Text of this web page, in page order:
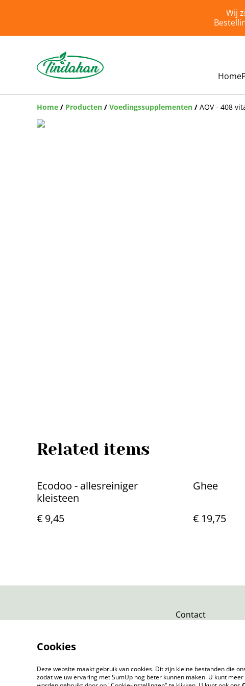
Wij
Home
Home / Producten / Voedingssupplementen / AOV - 408
Related items
Ecodoo - allesreiniger
kleisteen
€ 9,45
Ghee
€ 19,75
Contact
Cookies
Deze website maakt gebruik van cookies. Dit zijn kleine bestanden die
zodat we uw ervaring met SumUp nog beter kunnen maken. U kunt